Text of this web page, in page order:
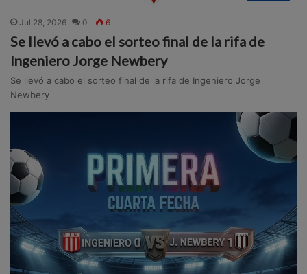
Jul 28, 2026 0 6
Se llevó a cabo el sorteo final de la rifa de
Ingeniero Jorge Newbery
Se llevó a cabo el sorteo final de la rifa de Ingeniero Jorge
Newbery